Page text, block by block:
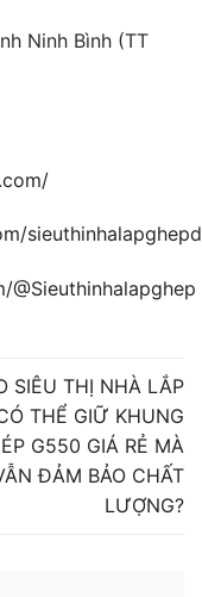
Ninh Bình (TT
SIÊU THỊ NHÀ LẮP
THỂ GIỮ KHUNG
G550 GIÁ RẺ MÀ
ĐẢM BẢO CHẤT
LƯỢNG?